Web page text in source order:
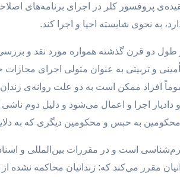
عقیده‌ی پروفسور کلر در اجرای برنامه‌های
به نحوی شایسته احیا و اجرا کند.
دو قرن گذشته همواره مورد نقد و
و تربیتی به عنوان متولی اجرای
افراد ممکن است به دو علت روانه‌ی
اجرا و اعمال می‌شود و دلیل دوم
به حبس و محکومین دیگری که به
است و در مقررات بین‌المللی و اسناد
با زندانیان مقرر می‌کند که: زندانیان محاکمه